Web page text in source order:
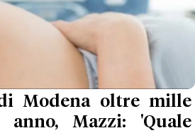
Modena oltre mille
Mazzi: 'Quale